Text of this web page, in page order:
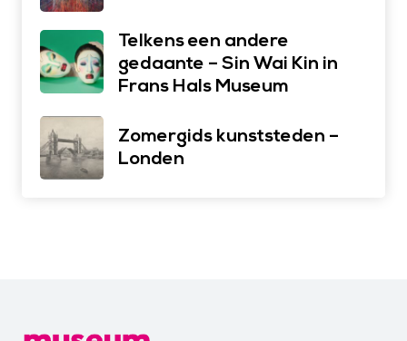
Telkens een andere
gedaante – Sin Wai Kin in
Frans Hals Museum
Zomergids kunststeden –
Londen